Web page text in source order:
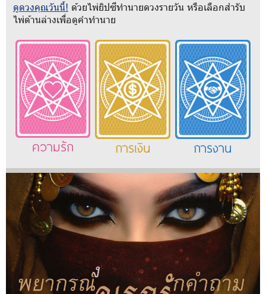
ดูดวงคุณวันนี้! ด้วยไพ่ยิปซีทำนายดวงรายวัน หรือเลือกสำรับ
ไพ่ด้านล่างเพื่อดูคำทำนาย
ความรัก การเงิน การงาน